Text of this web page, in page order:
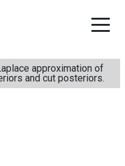
approximation of
and cut posteriors.